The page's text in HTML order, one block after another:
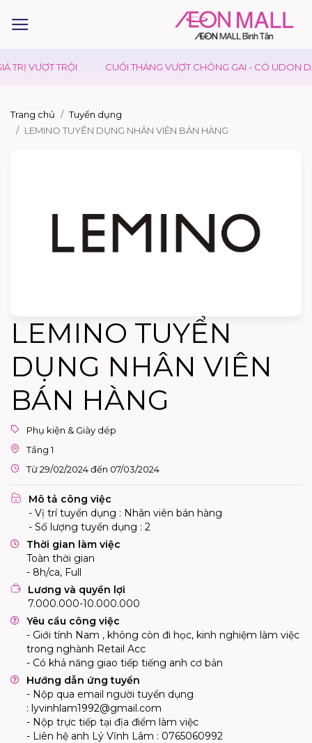
TRỊ VƯỢT TRỘI CUỐI THÁNG VƯỢT CHÔNG GAI - CÓ UDON
Trang chủ
Tuyển dụng
LEMINO TUYỂN DỤNG NHÂN VIÊN BÁN HÀNG
LEMINO TUYỂN
DỤNG NHÂN VIÊN
BÁN HÀNG
Phụ kiện & Giày dép
Tầng 1
Từ 29/02/2024 đến 07/03/2024
Mô tả công việc
- Vị trí tuyển dụng : Nhân viên bán hàng
- Số lượng tuyển dụng : 2
Thời gian làm việc
Toàn thời gian
- 8h/ca, Full
Lương và quyền lợi
7.000.000-10.000.000
Yêu cầu công việc
- Giới tính Nam , không còn đi học, kinh nghiệm làm việc
trong nghành Retail Acc
- Có khả năng giao tiếp tiếng anh cơ bản
Hướng dẫn ứng tuyển
- Nộp qua email người tuyển dụng
: lyvinhlam1992@gmail.com
- Nộp trực tiếp tại địa điểm làm việc
- Liên hệ anh Lý Vĩnh Lâm : 0765060992